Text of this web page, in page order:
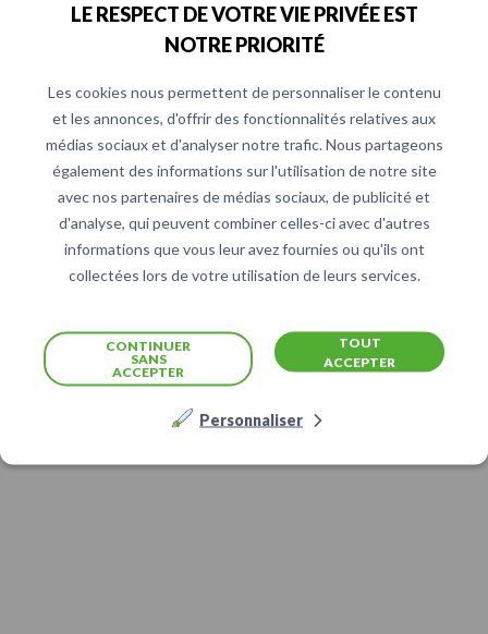
LE RESPECT DE VOTRE VIE PRIVÉE EST
NOTRE PRIORITÉ
Les cookies nous permettent de personnaliser le contenu
et les annonces, d'offrir des fonctionnalités relatives aux
médias sociaux et d'analyser notre trafic. Nous partageons
également des informations sur l'utilisation de notre site
avec nos partenaires de médias sociaux, de publicité et
d'analyse, qui peuvent combiner celles-ci avec d'autres
informations que vous leur avez fournies ou qu'ils ont
collectées lors de votre utilisation de leurs services.
TOUT
ACCEPTER
CONTINUER
SANS
ACCEPTER
Personnaliser